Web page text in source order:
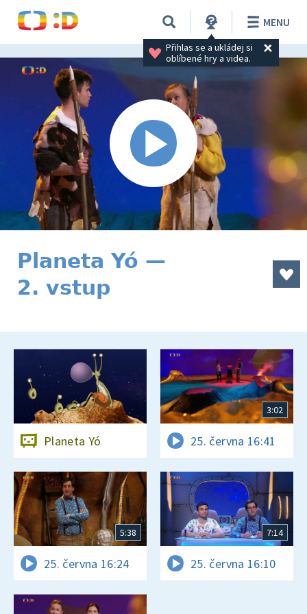
Přihlas se a ukládej si
oblíbené hry a videa.
MENU
Planeta Yó —
2. vstup
Planeta Yó
3:02
25. června 16:41
5:38
25. června 16:24
7:14
25. června 16:10